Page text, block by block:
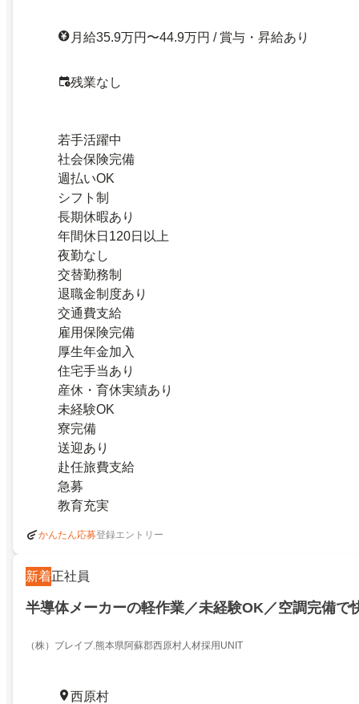
月給35.9万円〜44.9万円 / 賞与・昇給あり
残業なし
若手活躍中
社会保険完備
週払いOK
シフト制
長期休暇あり
年間休日120日以上
夜勤なし
交替勤務制
退職金制度あり
交通費支給
雇用保険完備
厚生年金加入
住宅手当あり
産休・育休実績あり
未経験OK
寮完備
送迎あり
赴任旅費支給
急募
教育充実
かんたん応募登録エントリー
新着正社員
半導体メーカーの軽作業／未経験OK／空調完備で
（株）ブレイブ.熊本県阿蘇郡西原村人材採用UNIT
西原村